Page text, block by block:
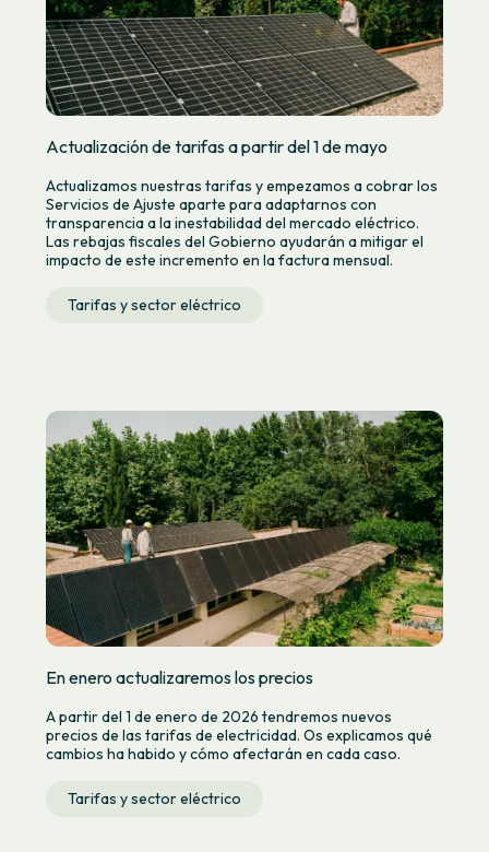
Actualización de tarifas a partir del 1 de mayo
Actualizamos nuestras tarifas y empezamos a cobrar los
Servicios de Ajuste aparte para adaptarnos con
transparencia a la inestabilidad del mercado eléctrico.
Las rebajas fiscales del Gobierno ayudarán a mitigar el
impacto de este incremento en la factura mensual.
Tarifas y sector eléctrico
En enero actualizaremos los precios
A partir del 1 de enero de 2026 tendremos nuevos
precios de las tarifas de electricidad. Os explicamos qué
cambios ha habido y cómo afectarán en cada caso.
Tarifas y sector eléctrico